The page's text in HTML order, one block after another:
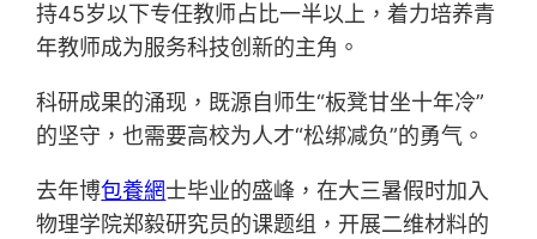
持45岁以下专任教师占比一半以上，着力培养青
年教师成为服务科技创新的主角。
科研成果的涌现，既源自师生“板凳甘坐十年冷”
的坚守，也需要高校为人才“松绑减负”的勇气。
去年博包養網士毕业的盛峰，在大三暑假时加入
物理学院郑毅研究员的课题组，开展二维材料的